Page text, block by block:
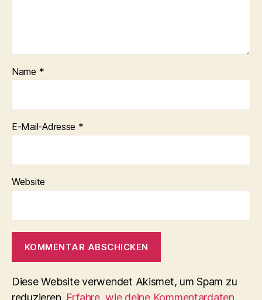
Name *
E-Mail-Adresse *
Website
Diese Website verwendet Akismet, um Spam zu
reduzieren. Erfahre, wie deine Kommentardaten